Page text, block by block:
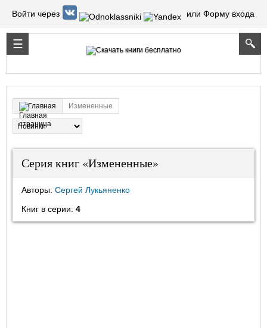
Войти через или Форму входа
Главная Измененные
Серия книг «Измененные»
Авторы: Сергей Лукьяненко
Книг в серии: 4